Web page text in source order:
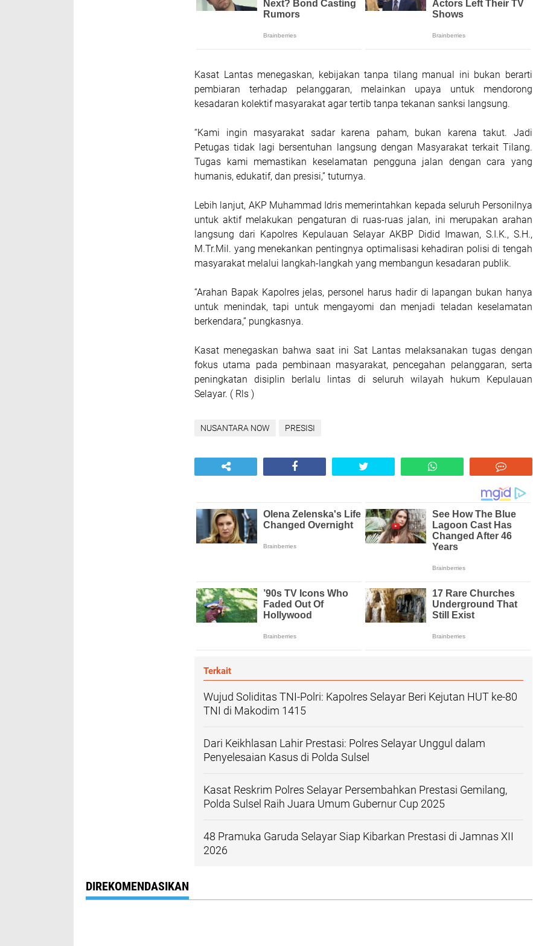
Kasat Lantas menegaskan, kebijakan tanpa tilang manual ini bukan berarti
pembiaran terhadap pelanggaran, melainkan upaya untuk mendorong
kesadaran kolektif masyarakat agar tertib tanpa tekanan sanksi langsung.
“Kami ingin masyarakat sadar karena paham, bukan karena takut. Jadi
Petugas tidak lagi bersentuhan langsung dengan Masyarakat terkait Tilang.
Tugas kami memastikan keselamatan pengguna jalan dengan cara yang
humanis, edukatif, dan presisi,” tuturnya.
Lebih lanjut, AKP Muhammad Idris memerintahkan kepada seluruh Personilnya
untuk aktif melakukan pengaturan di ruas-ruas jalan, ini merupakan arahan
langsung dari Kapolres Kepulauan Selayar AKBP Didid Imawan, S.I.K., S.H.,
M.Tr.Mil. yang menekankan pentingnya optimalisasi kehadiran polisi di tengah
masyarakat melalui langkah-langkah yang membangun kesadaran publik.
“Arahan Bapak Kapolres jelas, personel harus hadir di lapangan bukan hanya
untuk menindak, tapi untuk mengayomi dan menjadi teladan keselamatan
berkendara,” pungkasnya.
Kasat menegaskan bahwa saat ini Sat Lantas melaksanakan tugas dengan
fokus utama pada pembinaan masyarakat, pencegahan pelanggaran, serta
peningkatan disiplin berlalu lintas di seluruh wilayah hukum Kepulauan
Selayar. ( Rls )
NUSANTARA NOW PRESISI
Terkait
Wujud Soliditas TNI-Polri: Kapolres Selayar Beri Kejutan HUT ke-80
TNI di Makodim 1415
Dari Keikhlasan Lahir Prestasi: Polres Selayar Unggul dalam
Penyelesaian Kasus di Polda Sulsel
Kasat Reskrim Polres Selayar Persembahkan Prestasi Gemilang,
Polda Sulsel Raih Juara Umum Gubernur Cup 2025
48 Pramuka Garuda Selayar Siap Kibarkan Prestasi di Jamnas XII
2026
DIREKOMENDASIKAN